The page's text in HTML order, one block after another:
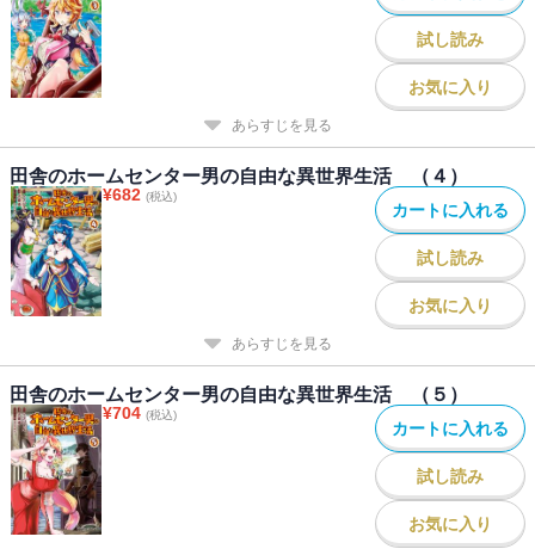
試し読み
お気に入り
あらすじを見る
田舎のホームセンター男の自由な異世界生活 （４）
¥682 (税込)
カートに入れる
試し読み
お気に入り
あらすじを見る
田舎のホームセンター男の自由な異世界生活 （５）
¥704 (税込)
カートに入れる
試し読み
お気に入り